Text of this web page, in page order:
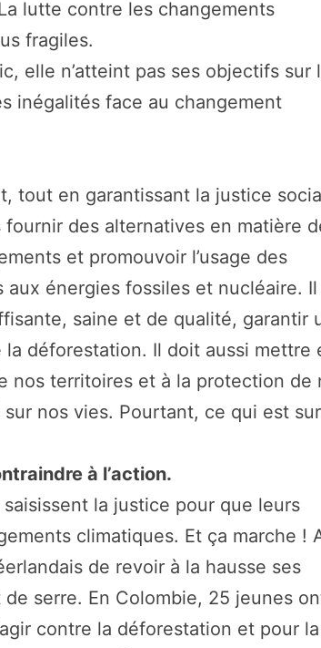
lutte contre les changements
fragiles.
elle n’atteint pas ses objectifs sur
inégalités face au changement
tout en garantissant la justice
des alternatives en matière
et promouvoir l’usage des
énergies fossiles et nucléaire. Il
saine et de qualité, garantir
déforestation. Il doit aussi mettre
nos territoires et à la protection de
nos vies. Pourtant, ce qui est
à l’action.
la justice pour que leurs
climatiques. Et ça marche !
de revoir à la hausse ses
serre. En Colombie, 25 jeunes
contre la déforestation et pour la